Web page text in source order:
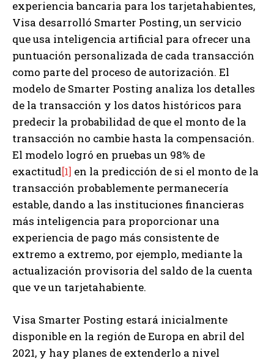
experiencia bancaria para los tarjetahabientes,
Visa desarrolló Smarter Posting, un servicio
que usa inteligencia artificial para ofrecer una
puntuación personalizada de cada transacción
como parte del proceso de autorización. El
modelo de Smarter Posting analiza los detalles
de la transacción y los datos históricos para
predecir la probabilidad de que el monto de la
transacción no cambie hasta la compensación.
El modelo logró en pruebas un 98% de
exactitud[1] en la predicción de si el monto de la
transacción probablemente permanecería
estable, dando a las instituciones financieras
más inteligencia para proporcionar una
experiencia de pago más consistente de
extremo a extremo, por ejemplo, mediante la
actualización provisoria del saldo de la cuenta
que ve un tarjetahabiente.
Visa Smarter Posting estará inicialmente
disponible en la región de Europa en abril del
2021, y hay planes de extenderlo a nivel